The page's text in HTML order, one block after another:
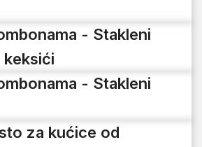
- Stakleni
- Stakleni
za kućice od